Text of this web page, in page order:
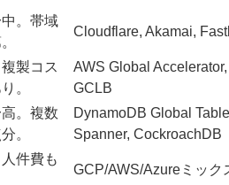
。帯域
Cloudflare, Akamai,
製コス
。
AWS Global Accelerator,
GCLB
。複数
。
DynamoDB Global
Spanner, CockroachDB
件費も
GCP/AWS/Azureミック